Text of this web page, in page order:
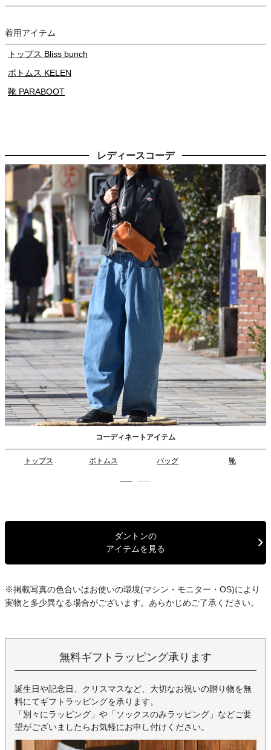
着用アイテム
トップス Bliss bunch
ボトムス KELEN
靴 PARABOOT
レディースコーデ
コーディネートアイテム
トップス ボトムス バッグ 靴
ダントンの
アイテムを見る
※掲載写真の色合いはお使いの環境(マシン・モニター・OS)により
実物と多少異なる場合がございます。あらかじめご了承ください。
無料ギフトラッピング承ります
誕生日や記念日、クリスマスなど、大切なお祝いの贈り物を無
料にてギフトラッピングを承ります。
「別々にラッピング」や「ソックスのみラッピング」などご要
望がございましたらお気軽にお申し付けください。